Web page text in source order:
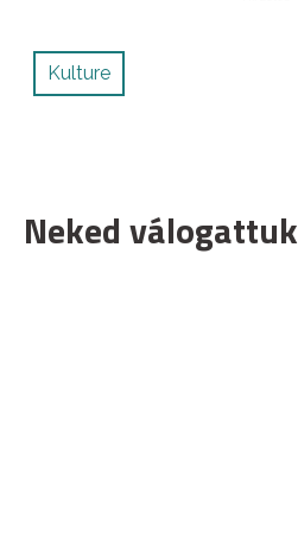
Kulture
Neked válogattuk